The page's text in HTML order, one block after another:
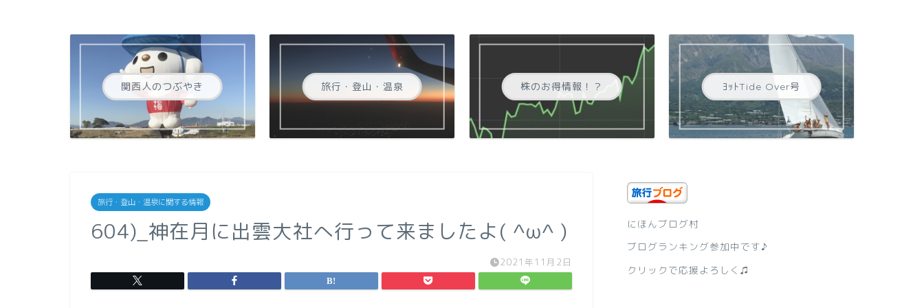
関西人のつぶやき 旅行・登山・温泉 株のお得情報！？ ﾖｯﾄTide Over号
旅行・登山・温泉に関する情報
604)_神在月に出雲大社へ行って来ましたよ( ^ω^ )
2021年11月2日
にほんブログ村
ブログランキング参加中です♪
クリックで応援よろしく♫